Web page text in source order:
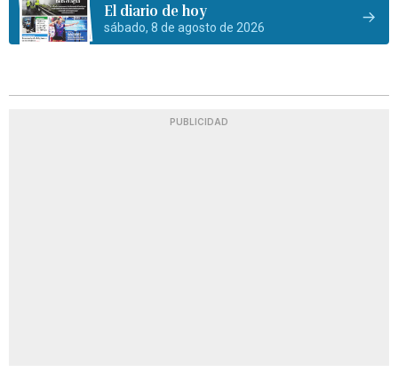
El diario de hoy
sábado, 8 de agosto de 2026
PUBLICIDAD